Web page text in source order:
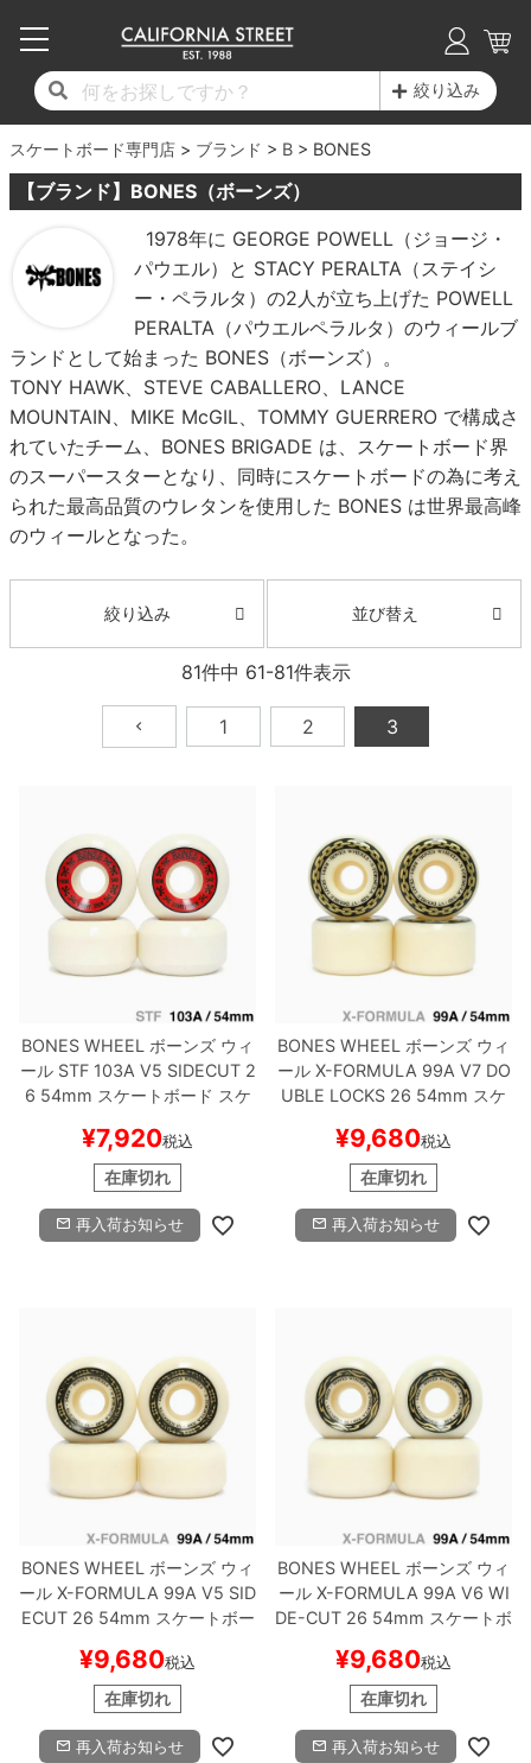
絞り込み
スケートボード専門店 ブランド B BONES
【ブランド】BONES（ボーンズ）
1978年に GEORGE POWELL（ジョージ・
パウエル）と STACY PERALTA（ステイシ
ー・ペラルタ）の2人が立ち上げた POWELL
PERALTA（パウエルペラルタ）のウィールブ
ランドとして始まった BONES（ボーンズ）。
TONY HAWK、STEVE CABALLERO、LANCE
MOUNTAIN、MIKE McGIL、TOMMY GUERRERO で構成さ
れていたチーム、BONES BRIGADE は、スケートボード界
のスーパースターとなり、同時にスケートボードの為に考え
られた最高品質のウレタンを使用した BONES は世界最高峰
のウィールとなった。
絞り込み 並び替え
81件中 61-81件表示
1 2 3
BONES WHEEL ボーンズ ウィ
ールSTF 103A V5 SIDECUT 2
6 54mm スケートボード スケ
¥7,920税込
在庫切れ
再入荷お知らせ
BONES WHEEL ボーンズ ウィ
ールX-FORMULA 99A V7 DO
UBLE LOCKS 26 54mm スケ
¥9,680税込
在庫切れ
再入荷お知らせ
BONES WHEEL ボーンズ ウィ
ール X-FORMULA 99A V5 SID
ECUT 26 54mm スケートボー
¥9,680税込
在庫切れ
再入荷お知らせ
BONES WHEEL ボーンズ ウィ
ールX-FORMULA 99A V6 WI
DE-CUT 26 54mm スケートボ
¥9,680税込
在庫切れ
再入荷お知らせ
17時までのご注文は当日発送！
11,000円以上で送料無料！
毎月1日はポイント5倍！10日と20日は3倍！
コンプリートセット（完成品）
デッキ
17時までのご注文は当日発送！
11,000円以上で送料無料！
毎月1日はポイント5倍！10日と20日は3倍！
デッキ新着一覧
デッキブランド一覧（全てのデッキ）
サイズからデッキを選ぶ
子供用デッキ
7.0inch以下
7.2inch
7.3inch
7.6inch
7.7inch
7.8inch
7.9inch
8.4inch
8.7inch
9.0inch以上
高性能デッキ
17時までのご注文は当日発送！
11,000円以上で送料無料！
毎月1日はポイント5倍！10日と20日は3倍！
トラック新着一覧
トラックブランド一覧（全てのトラック）
適合デッキサイズから選ぶ
7.0inch以下
7.2inch
7.3inch
7.5inch
7.7inch
7.8inch
7.9inch
8.0inch
8.5inch
8.8inch
9.0inch以上
ウィール
17時までのご注文は当日発送！
11,000円以上で送料無料！
毎月1日はポイント5倍！10日と20日は3倍！
ウィール新着一覧
ウィールブランド一覧（全てのウィール）
ウィールをサイズから選ぶ
50mm
51mm
52mm
53mm
55mm
56mm
57mm
58mm
64mm
72mm
スピットファイヤー F4（フォーミュラフォ
ー）
ボーンズ XF（エックスフォーミュラ）
ボーンズ STF（エスティーエフ）
パウエルペラルタ DF（ドラゴンフォーミュ
ベアリング
デッキテープ
ボルト
足回りセット（トラック・ウィールセット）
スケートケース・バッグ
17時までのご注文は当日発送！
11,000円以上で送料無料！
毎月1日はポイント5倍！10日と20日は3倍！
シューズ新着一覧
シューズブランド一覧
シューズをサイズから選ぶ
20cm
21cm
22cm
22.5cm
23.5cm
24cm
24.5cm
25cm
27.5cm
29cm
サンダル
インソール
シューレース・その他
17時までのご注文は当日発送！
11,000円以上で送料無料！
毎月1日はポイント5倍！10日と20日は3倍！
Tシャツ
ロングスリーブTシャツ
ジャケット
パーカー
トレーナー・セーター
パンツ
ショーツ
7分袖シャツ・ラグラン
ソックス
サイズの測り方
17時までのご注文は当日発送！
11,000円以上で送料無料！
毎月1日はポイント5倍！10日と20日は3倍！
最新ブログ一覧
カテゴリー
17時までのご注文は当日発送！
11,000円以上で送料無料！
毎月1日はポイント5倍！10日と20日は3倍！
初心者の方へ
商品情報
スタッフおすすめアイテム
ブランド紹介
INFO
17時までのご注文は当日発送！
11,000円以上で送料無料！
毎月1日はポイント5倍！10日と20日は3倍！
店舗情報
ショップライダー紹介
スタッフ紹介
カリフォルニアストリートの歴史
求人情報
プライバシーポリシー